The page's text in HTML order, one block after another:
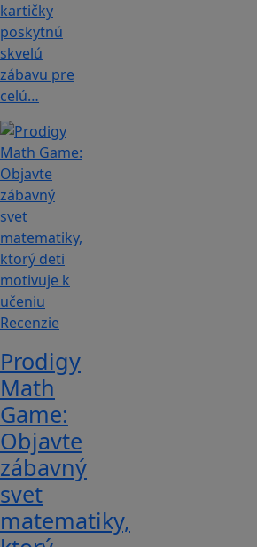
kartičky
poskytnú
skvelú
zábavu pre
celú…
Recenzie
Prodigy
Math
Game:
Objavte
zábavný
svet
matematiky,